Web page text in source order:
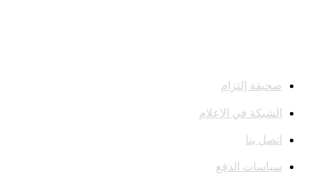
صحيفة إلتزام
الشبكة في الإعلام
اتصل بنا
سياسات الدفع